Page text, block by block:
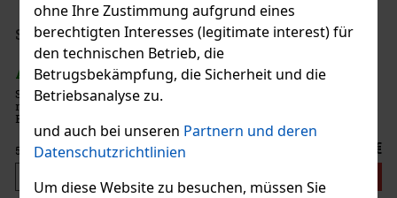
ohne Ihre Zustimmung aufgrund eines
berechtigten Interesses (legitimate interest) für
den technischen Betrieb, die
Betrugsbekämpfung, die Sicherheit und die
Betriebsanalyse zu.
und auch bei unseren Partnern und deren
Datenschutzrichtlinien
Um diese Website zu besuchen, müssen Sie
6.53€ ohne VAT 7.90 €
Serbetli Toastet Berri 50g
AUF LAGER(3 st)
Serbetli Toastet Berri 50 g – türkischer heller Wasserpfeifentabak
mit dem Geschmack einer würzigen Mischung aus Himbeeren und
Brombeeren.
5.29€ ohne VAT 6.40 €